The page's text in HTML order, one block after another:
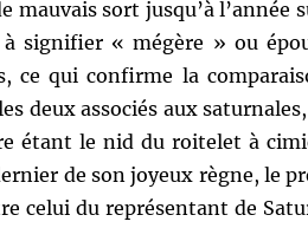
mauvais sort jusqu’à l’année
signifier « mégère » ou
ce qui confirme la
deux associés aux
étant le nid du roitelet à
de son joyeux règne, le
celui du représentant de